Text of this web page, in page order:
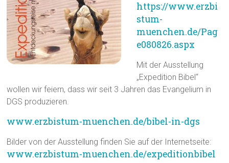
https://www.erzbi
stum-
muenchen.de/Pag
e080826.aspx
Mit der Ausstellung
„Expedition Bibel“
wollen wir feiern, dass wir seit 3 Jahren das Evangelium in
DGS produzieren.
www.erzbistum-muenchen.de/bibel-in-dgs
Bilder von der Ausstellung finden Sie auf der Internetseite:
www.erzbistum-muenchen.de/expeditionbibel